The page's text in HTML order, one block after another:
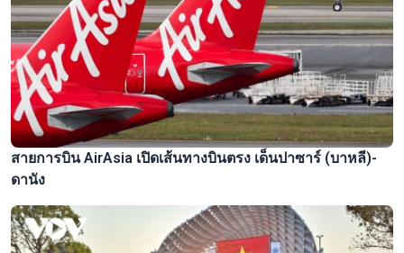
สายการบิน AirAsia เปิดเส้นทางบินตรง เด็นปาซาร์ (บาหลี)-
ดานัง